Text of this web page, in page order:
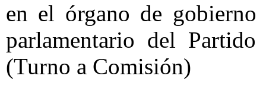
en el órgano de
parlamentario del
(Turno a Comisión)